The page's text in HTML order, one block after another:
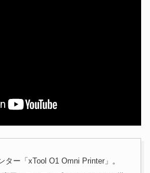
ター「xTool O1 Omni Printer」。